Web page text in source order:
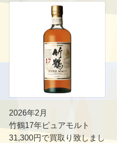
2026年2月
竹鶴17年ピュアモルト
31,300円で買取り致しまし